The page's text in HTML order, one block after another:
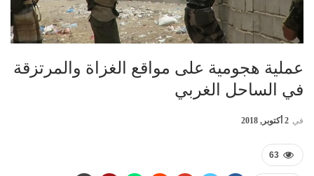
عملية هجومية على مواقع الغزاة والمرتزقة
في الساحل الغربي
في 2 أكتوبر, 2018
63